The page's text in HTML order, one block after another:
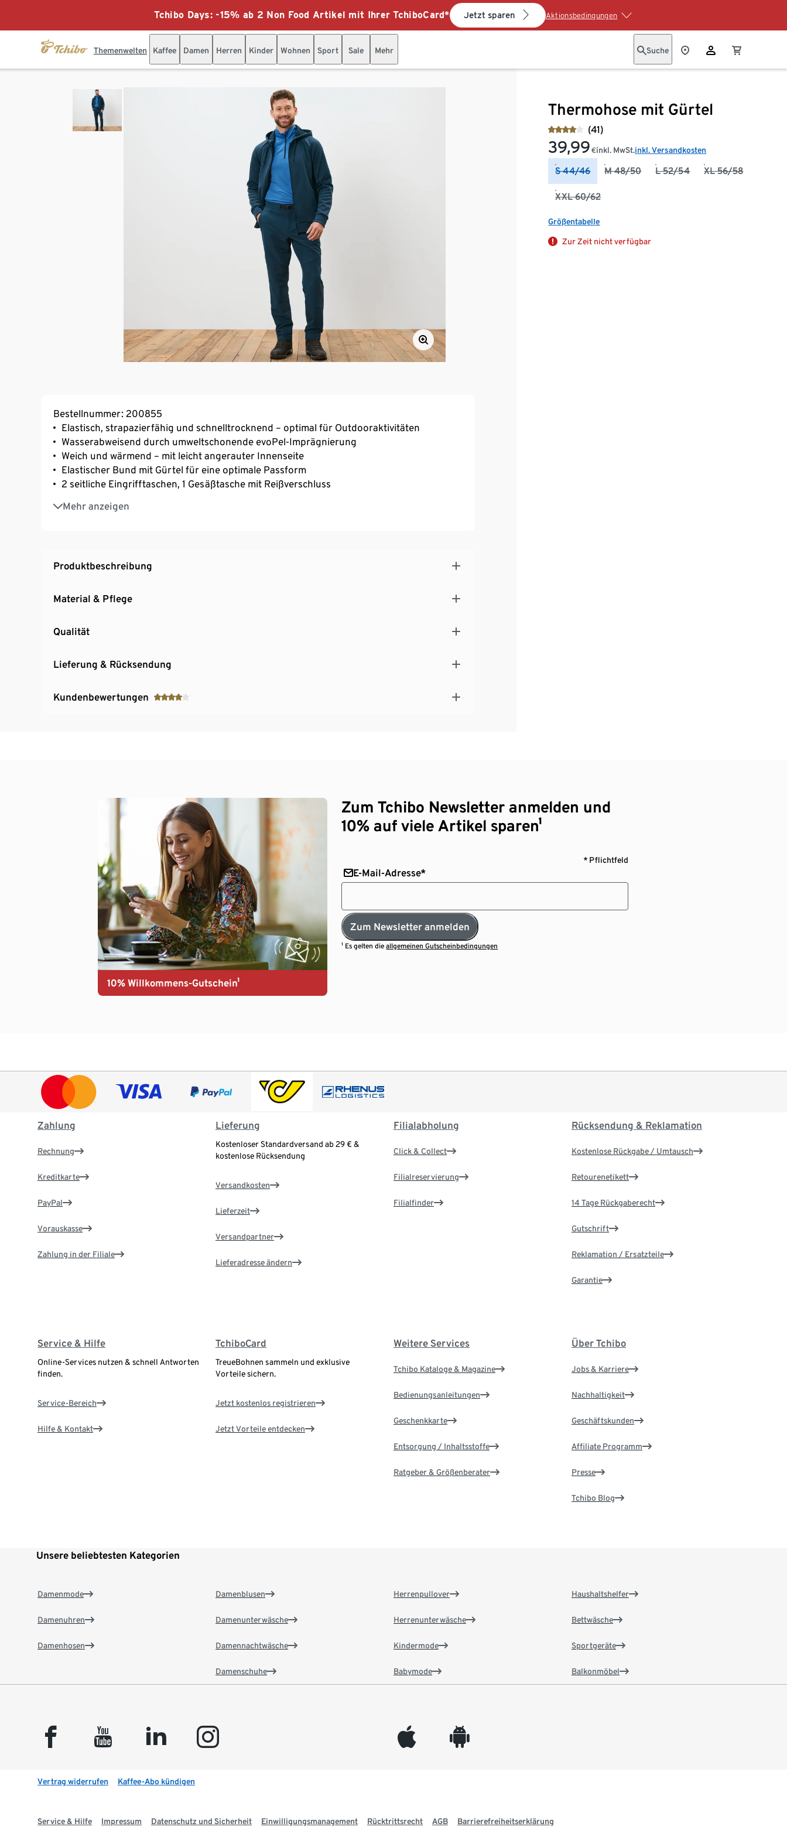
Tchibo Days: -15% ab 2 Non Food Artikel mit Ihrer TchiboCard* Jetzt sparen Aktionsbedingungen
Themenwelten Kaffee Damen Herren Kinder Wohnen Sport Sale Mehr Suche
Thermohose mit Gürtel
(41)
39,99 €inkl. MwSt.inkl. Versandkosten
S 44/46 M 48/50 L 52/54 XL 56/58
XXL 60/62
Größentabelle
Zur Zeit nicht verfügbar
Bestellnummer: 200855
Elastisch, strapazierfähig und schnelltrocknend – optimal für Outdooraktivitäten
Wasserabweisend durch umweltschonende evoPel-Imprägnierung
Weich und wärmend – mit leicht angerauter Innenseite
Elastischer Bund mit Gürtel für eine optimale Passform
2 seitliche Eingrifftaschen, 1 Gesäßtasche mit Reißverschluss
Mehr anzeigen
Elastische Beinabschlüsse
Mit Markenelasthan – für hohen Tragekomfort und optimale Bewegungsfreiheit
Produktbeschreibung
Material & Pflege
Qualität
Lieferung & Rücksendung
Kundenbewertungen
10% Willkommens-Gutschein¹
Zum Tchibo Newsletter anmelden und
10% auf viele Artikel sparen¹
* Pflichtfeld
E-Mail-Adresse*
Zum Newsletter anmelden
¹ Es gelten dieallgemeinen Gutscheinbedingungen
Zahlung
Rechnung
Kreditkarte
PayPal
Vorauskasse
Zahlung in der Filiale
Lieferung
Kostenloser Standardversand ab 29 € &
kostenlose Rücksendung
Versandkosten
Lieferzeit
Versandpartner
Lieferadresse ändern
Filialabholung
Click & Collect
Filialreservierung
Filialfinder
Rücksendung & Reklamation
Kostenlose Rückgabe / Umtausch
Retourenetikett
14 Tage Rückgaberecht
Gutschrift
Reklamation / Ersatzteile
Garantie
Service & Hilfe
Online-Services nutzen & schnell Antworten
finden.
Service-Bereich
Hilfe & Kontakt
TchiboCard
TreueBohnen sammeln und exklusive
Vorteile sichern.
Jetzt kostenlos registrieren
Jetzt Vorteile entdecken
Weitere Services
Tchibo Kataloge & Magazine
Bedienungsanleitungen
Geschenkkarte
Entsorgung / Inhaltsstoffe
Ratgeber & Größenberater
Über Tchibo
Jobs & Karriere
Nachhaltigkeit
Geschäftskunden
Affiliate Programm
Presse
Tchibo Blog
Unsere beliebtesten Kategorien
Damenmode
Damenuhren
Damenhosen
Damenblusen
Damenunterwäsche
Damennachtwäsche
Damenschuhe
Herrenpullover
Herrenunterwäsche
Kindermode
Babymode
Haushaltshelfer
Bettwäsche
Sportgeräte
Balkonmöbel
facebook youtube linkedin instagram appleinc android
Vertrag widerrufen Kaffee-Abo kündigen
Service & Hilfe Impressum Datenschutz und Sicherheit Einwilligungsmanagement Rücktrittsrecht AGB Barrierefreiheitserklärung